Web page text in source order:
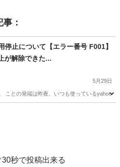
：
停止について【エラー番号 F001】
が解除できた...
5月29日
。 ことの発端は昨夜、いつも使っている
秒で投稿出来る